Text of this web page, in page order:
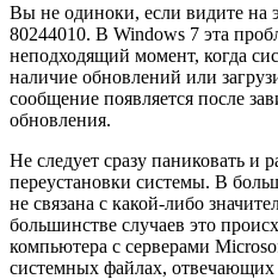
Вы не одиноки, если видите на
80244010. В Windows 7 эта
неподходящий момент, когда
наличие обновлений или
сообщение появляется после
обновления.
Не следует сразу паниковать и
переустановки системы. В
не связана с какой-либо
большинстве случаев это
компьютера с серверами
системных файлах, отвечающих